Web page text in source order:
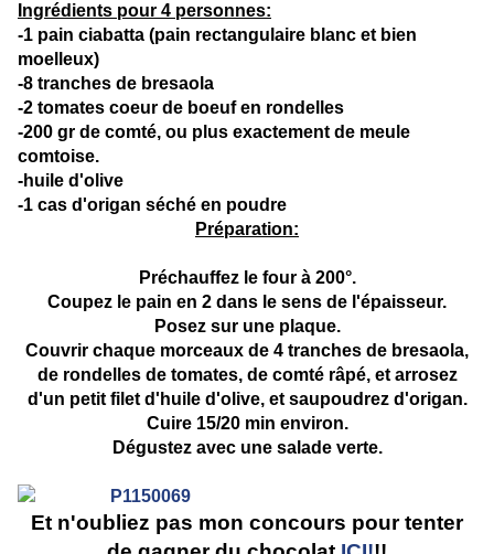
Ingrédients pour 4 personnes:
-1 pain ciabatta (pain rectangulaire blanc et bien
moelleux)
-8 tranches de bresaola
-2 tomates coeur de boeuf en rondelles
-200 gr de comté, ou plus exactement de meule
comtoise.
-huile d'olive
-1 cas d'origan séché en poudre
Préparation:
Préchauffez le four à 200°.
Coupez le pain en 2 dans le sens de l'épaisseur.
Posez sur une plaque.
Couvrir chaque morceaux de 4 tranches de bresaola,
de rondelles de tomates, de comté râpé, et arrosez
d'un petit filet d'huile d'olive, et saupoudrez d'origan.
Cuire 15/20 min environ.
Dégustez avec une salade verte.
Et n'oubliez pas mon concours pour tenter